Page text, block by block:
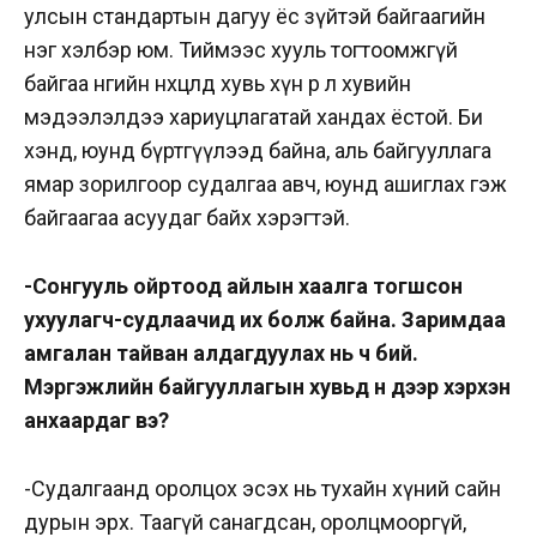
улсын стандартын дагуу ёс зүйтэй байгаагийн
нэг хэлбэр юм. Тиймээс хууль тогтоомжгүй
байгаа өнөөгийн нөхцөлд хувь хүн өөрөө л хувийн
мэдээлэлдээ хариуцлагатай хандах ёстой. Би
хэнд, юунд бүртгүүлээд байна, аль байгууллага
ямар зорилгоор судалгаа авч, юунд ашиглах гэж
байгаагаа асуудаг байх хэрэгтэй.
-Сонгууль ойртоод айлын хаалга тогшсон
ухуулагч-судлаачид их болж байна. Заримдаа
амгалан тайван алдагдуулах нь ч бий.
Мэргэжлийн байгууллагын хувьд үүн дээр хэрхэн
анхаардаг вэ?
-Судалгаанд оролцох эсэх нь тухайн хүний сайн
дурын эрх. Таагүй санагдсан, оролцмооргүй,